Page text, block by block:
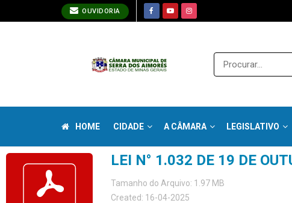
OUVIDORIA
HOME CIDADE A CÂMARA LEGISLATIVO
LEI N° 1.032 DE 19 DE
Tamanho do Arquivo: 1.97 MB
Created: 16-04-2025